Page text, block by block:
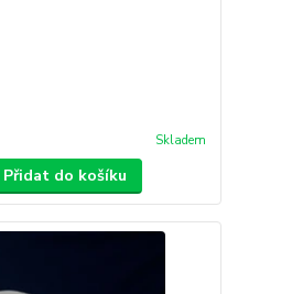
Skladem
Přidat do košíku